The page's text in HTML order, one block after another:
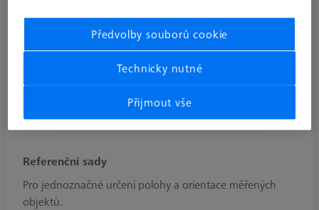
Referenční sady
Pro jednoznačné určení polohy a orientace měřených
objektů.
Předvolby souborů cookie
Technicky nutné
Přijmout vše